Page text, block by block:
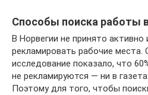
Способы поиска работы
В Норвегии не принято
рекламировать рабочие места.
исследование показало, что
не рекламируются — ни в
Поэтому для того, чтобы